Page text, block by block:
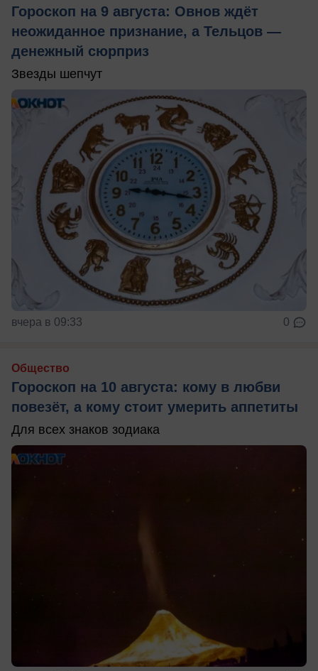
Гороскоп на 9 августа: Овнов ждёт
неожиданное признание, а Тельцов —
денежный сюрприз
Звезды шепчут
вчера в 09:33 0
Общество
Гороскоп на 10 августа: кому в любви
повезёт, а кому стоит умерить аппетиты
Для всех знаков зодиака